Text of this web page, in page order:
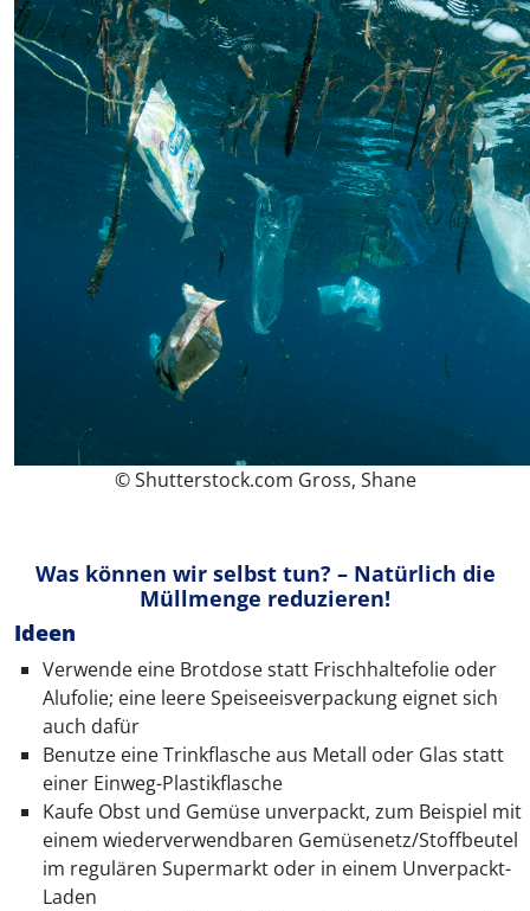
© Shutterstock.com Gross, Shane
Was können wir selbst tun? – Natürlich die
Müllmenge reduzieren!
Ideen
Verwende eine Brotdose statt Frischhaltefolie oder
Alufolie; eine leere Speiseeisverpackung eignet sich
auch dafür
Benutze eine Trinkflasche aus Metall oder Glas statt
einer Einweg-Plastikflasche
Kaufe Obst und Gemüse unverpackt, zum Beispiel mit
einem wiederverwendbaren Gemüsenetz/Stoffbeutel
im regulären Supermarkt oder in einem Unverpackt-
Laden